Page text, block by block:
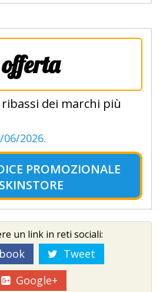
offerta
dei marchi più
2026.
PROMOZIONALE
SKINSTORE
un link in reti sociali:
Tweet
Google+